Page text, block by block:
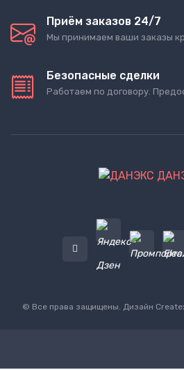
Приём заказов 24/7
Мы принимаем ваши заказы
Безопасные сделки
Работаем по договору.
© Все права защищены. Дизайн